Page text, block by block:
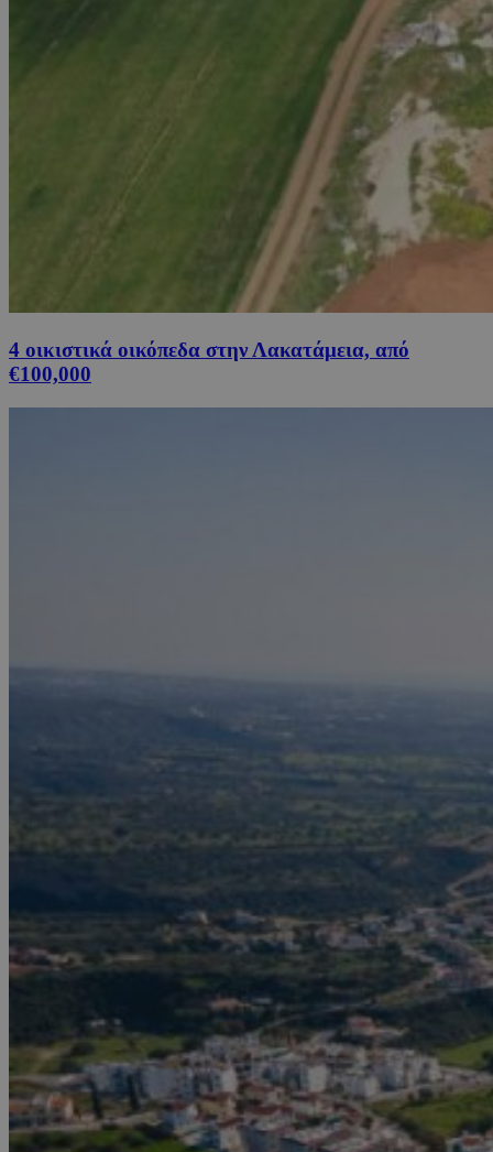
4 οικιστικά οικόπεδα στην Λακατάμεια, από
€100,000